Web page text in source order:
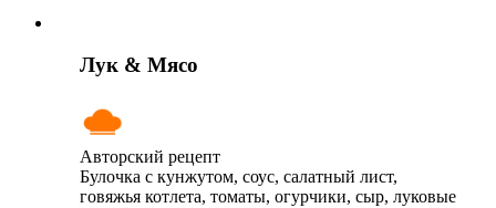
Лук & Мясо
Авторский рецепт
Булочка с кунжутом, соус, салатный лист,
говяжья котлета, томаты, огурчики, сыр, луковые